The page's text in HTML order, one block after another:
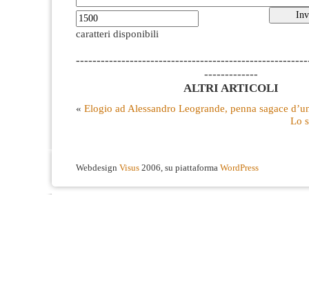
caratteri disponibili
-------------
ALTRI ARTICOLI
« Elogio ad Alessandro Leogrande, penna sagace
Lo
Webdesign Visus 2006, su piattaforma WordPress